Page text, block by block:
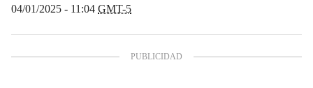
04/01/2025 - 11:04 GMT-5